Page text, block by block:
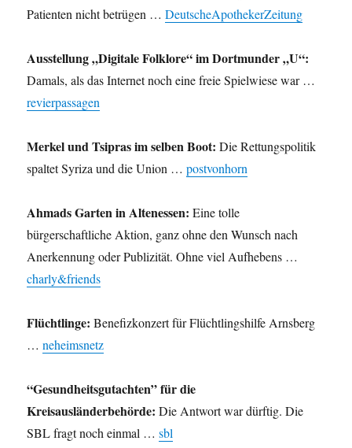
Patienten nicht betrügen …DeutscheApothekerZeitung
Ausstellung „Digitale Folklore“ im Dortmunder „U“:
Damals, als das Internet noch eine freie Spielwiese war …
revierpassagen
Merkel und Tsipras im selben Boot: Die Rettungspolitik
spaltet Syriza und die Union …postvonhorn
Ahmads Garten in Altenessen: Eine tolle
bürgerschaftliche Aktion, ganz ohne den Wunsch nach
Anerkennung oder Publizität. Ohne viel Aufhebens …
charly&friends
Flüchtlinge: Benefizkonzert für Flüchtlingshilfe Arnsberg
…neheimsnetz
“Gesundheitsgutachten” für die
Kreisausländerbehörde: Die Antwort war dürftig. Die
SBL fragt noch einmal …sbl